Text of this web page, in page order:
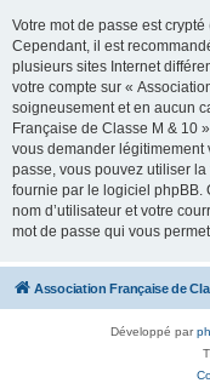
Votre mot de passe est
Cependant, il est
plusieurs sites Internet
votre compte sur «
soigneusement et en aucun
Française de Classe M & 10
vous demander légitimement
passe, vous pouvez utiliser
fournie par le logiciel phpBB.
nom d’utilisateur et votre
mot de passe qui vous
Association Française de
Développé par